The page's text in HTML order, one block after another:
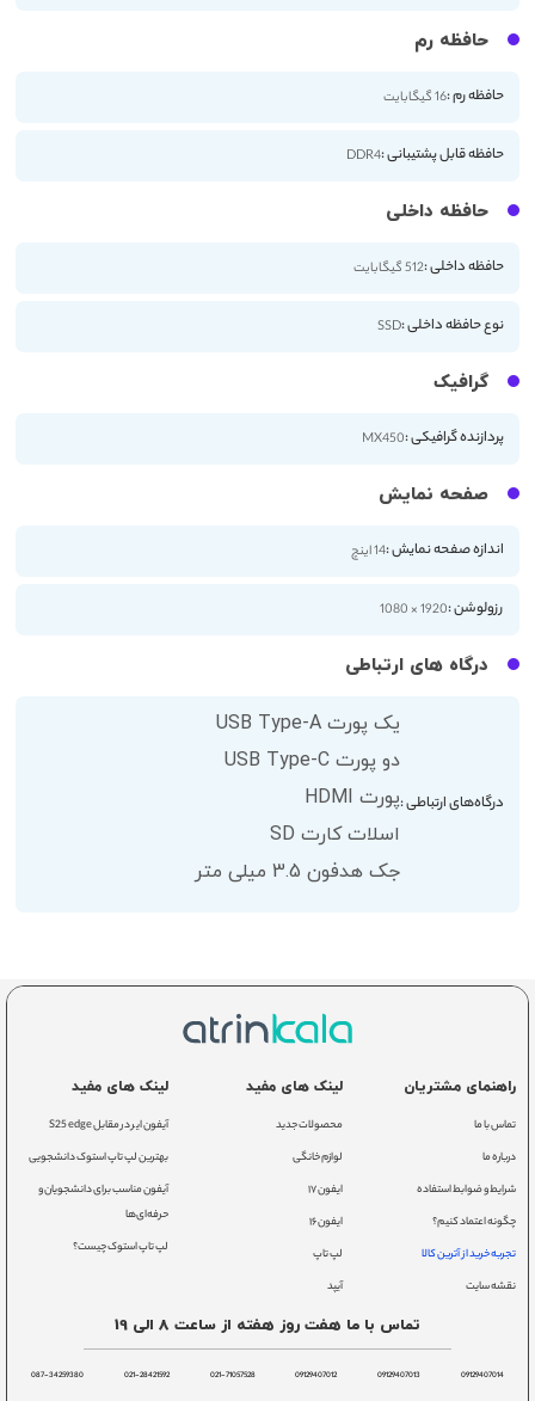
حافظه رم
حافظه رم :16 گیگابایت
حافظه قابل پشتیبانی :DDR4
حافظه داخلی
حافظه داخلی :512 گیگابایت
نوع حافظه داخلی :SSD
گرافیک
پردازنده گرافیکی :MX450
صفحه نمایش
اندازه صفحه نمایش :14 اینچ
رزولوشن :1920 × 1080
درگاه های ارتباطی
درگاه‌های ارتباطی :
یک پورت USB Type-A
دو پورت USB Type-C
پورت HDMI
اسلات کارت SD
جک هدفون 3.5 میلی متر
راهنمای مشتریان
تماس با ما
درباره ما
شرایط و ضوابط استفاده
چگونه اعتماد کنیم؟
تجربه خرید از آترین کالا
نقشه سایت
لینک های مفید
محصولات جدید
لوازم خانگی
ایفون ۱۷
ایفون ۱۶
لپ تاپ
آیپد
لینک های مفید
آیفون ایر در مقابل S25 edge
بهترین لپ تاپ استوک دانشجویی
آیفون مناسب برای دانشجویان و
حرفه‌ای‌ها
لپ تاپ استوک چیست؟
تماس با ما هفت روز هفته از ساعت 8 الی 19
09129407014
09129407013
09129407012
021-71057528
021-28421592
087-34259380